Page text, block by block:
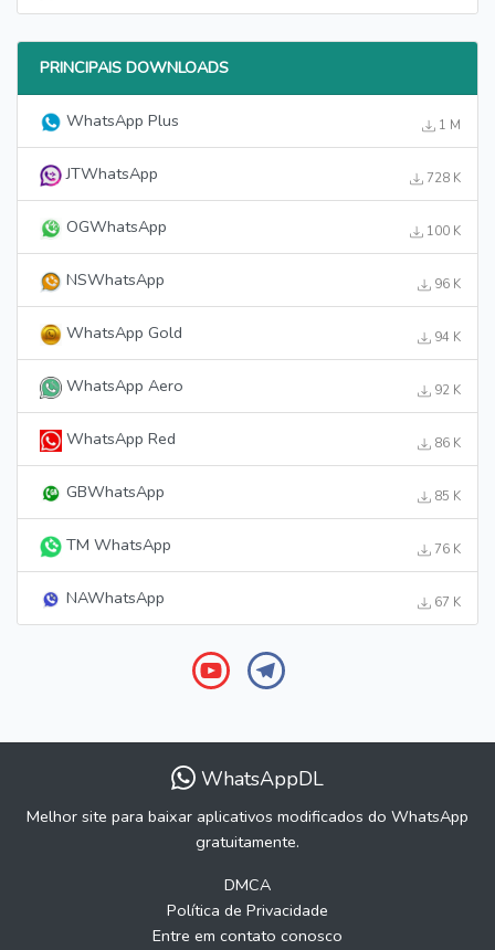
PRINCIPAIS DOWNLOADS
WhatsApp Plus 1 M
JTWhatsApp 728 K
OGWhatsApp 100 K
NSWhatsApp 96 K
WhatsApp Gold 94 K
WhatsApp Aero 92 K
WhatsApp Red 86 K
GBWhatsApp 85 K
TM WhatsApp 76 K
NAWhatsApp 67 K
WhatsAppDL
Melhor site para baixar aplicativos modificados do WhatsApp
gratuitamente.
DMCA
Política de Privacidade
Entre em contato conosco